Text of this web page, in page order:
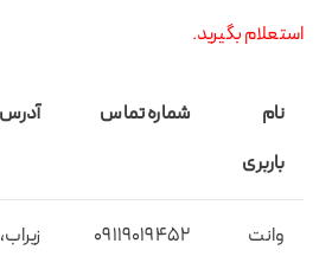
استعلام بگیرید.
نام
باربری
شماره تماس آدرس
وانت
09119019452